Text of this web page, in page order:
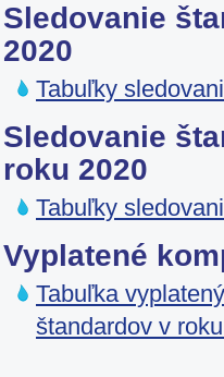
Sledovanie
2020
Tabuľky
Sledovanie
roku 2020
Tabuľky
Vyplatené
Tabuľka
štandardov v